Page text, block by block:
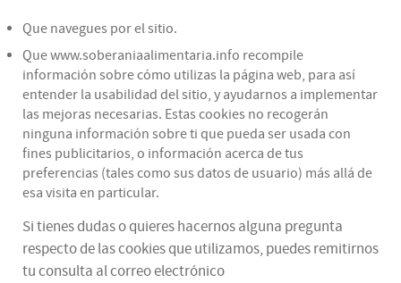
Que navegues por el sitio.
Que www.soberaniaalimentaria.info recompile
información sobre cómo utilizas la página web, para así
entender la usabilidad del sitio, y ayudarnos a implementar
las mejoras necesarias. Estas cookies no recogerán
ninguna información sobre ti que pueda ser usada con
fines publicitarios, o información acerca de tus
preferencias (tales como sus datos de usuario) más allá de
esa visita en particular.
Si tienes dudas o quieres hacernos alguna pregunta
respecto de las cookies que utilizamos, puedes remitirnos
tu consulta al correo electrónico